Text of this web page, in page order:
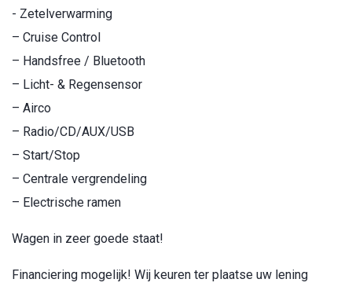
- Zetelverwarming
– Cruise Control
– Handsfree / Bluetooth
– Licht- & Regensensor
– Airco
– Radio/CD/AUX/USB
– Start/Stop
– Centrale vergrendeling
– Electrische ramen
Wagen in zeer goede staat!
Financiering mogelijk! Wij keuren ter plaatse uw lening